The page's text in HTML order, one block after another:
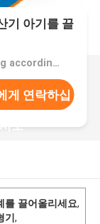
기 아기를 끌
가격：Pricing according to machine configuration
게 연락하십
오
를 끌어올리세요,
기,